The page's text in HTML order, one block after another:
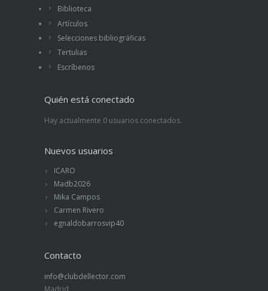
Biblioteca
Artículos
Selecciones bibliográficas
Tertulias
Escríbenos
Quién está conectado
Hay actualmente 0 usuarios conectados.
Nuevos usuarios
ICARO
Madb2026
Mika Campos
Carmen Rivero
egnaldobarrosvip40
Contacto
info@clubdellector.com
Madrid